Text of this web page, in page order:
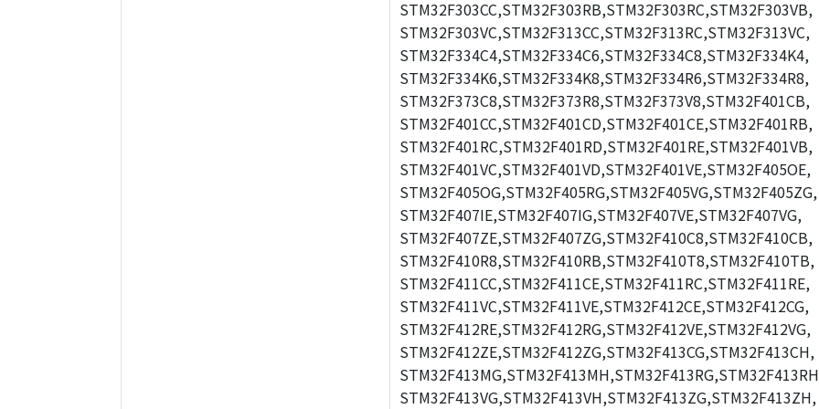
STM32F303CC,STM32F303RB,STM32F303RC,STM32F303VB,
STM32F303VC,STM32F313CC,STM32F313RC,STM32F313VC,
STM32F334C4,STM32F334C6,STM32F334C8,STM32F334K4,
STM32F334K6,STM32F334K8,STM32F334R6,STM32F334R8,
STM32F373C8,STM32F373R8,STM32F373V8,STM32F401CB,
STM32F401CC,STM32F401CD,STM32F401CE,STM32F401RB,
STM32F401RC,STM32F401RD,STM32F401RE,STM32F401VB,
STM32F401VC,STM32F401VD,STM32F401VE,STM32F405OE,
STM32F405OG,STM32F405RG,STM32F405VG,STM32F405ZG,
STM32F407IE,STM32F407IG,STM32F407VE,STM32F407VG,
STM32F407ZE,STM32F407ZG,STM32F410C8,STM32F410CB,
STM32F410R8,STM32F410RB,STM32F410T8,STM32F410TB,
STM32F411CC,STM32F411CE,STM32F411RC,STM32F411RE,
STM32F411VC,STM32F411VE,STM32F412CE,STM32F412CG,
STM32F412RE,STM32F412RG,STM32F412VE,STM32F412VG,
STM32F412ZE,STM32F412ZG,STM32F413CG,STM32F413CH,
STM32F413VG,STM32F413VH,STM32F413ZG,STM32F413ZH,